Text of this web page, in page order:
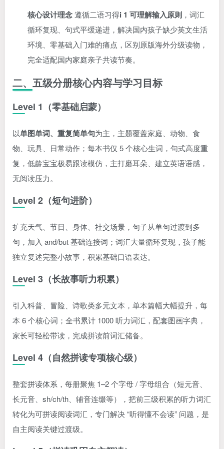
核心设计理念遵循二语习得i 1 可理解输入原则 ，词汇
循环复现、句式平缓递进，解决国内孩子缺少英文生活
环境、零基础入门难的痛点，区别原版海外分级读物，
完全适配国内家庭亲子共读节奏。
二、五级分册核心内容与学习目标
Level 1（零基础启蒙）
以单图单词、重复简单句为主，主题覆盖家庭、动物、食
物、玩具、日常动作；每本书仅 5 个核心生词，句式高度重
复，低龄宝宝极易跟读模仿，主打磨耳朵、建立英语语感，
无阅读压力。
Level 2（短句进阶）
扩充天气、节日、身体、社交场景，句子从单句过渡到多
句，加入 and/but 基础连接词；词汇大量循环复现，孩子能
独立复述完整小故事，积累基础口语表达。
Level 3（长故事听力积累）
引入科普、冒险、诗歌类多元文本，单本篇幅大幅提升，每
本 6 个核心词；全书累计 1000 听力词汇，配套图画字典，
家长可轻松带读，完成拼读前词汇储备。
Level 4（自然拼读专项核心级）
整套拼读体系，每册聚焦 1–2 个字母 / 字母组合（短元音、
长元音、sh/ch/th、辅音连缀等），把前三级积累的听力词汇
转化为可拼读阅读词汇，专门解决 “听得懂不会读” 问题，是
自主阅读关键过渡级。